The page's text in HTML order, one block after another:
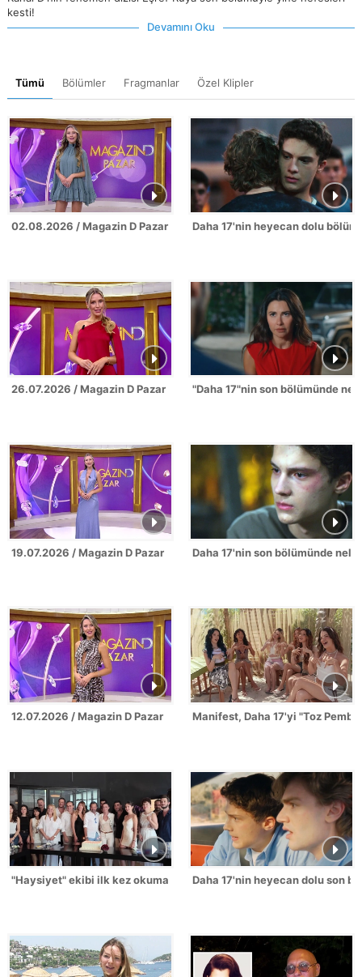
kesti!
Devamını Oku
Tümü Bölümler Fragmanlar Özel Klipler
02.08.2026 / Magazin D Pazar Daha 17'nin heyecan dolu
26.07.2026 / Magazin D Pazar "Daha 17"nin son bölümünde
19.07.2026 / Magazin D Pazar Daha 17'nin son bölümünde
12.07.2026 / Magazin D Pazar Manifest, Daha 17'yi "Toz
"Haysiyet" ekibi ilk kez okuma provasında buluştu!
Daha 17'nin heyecan dolu son